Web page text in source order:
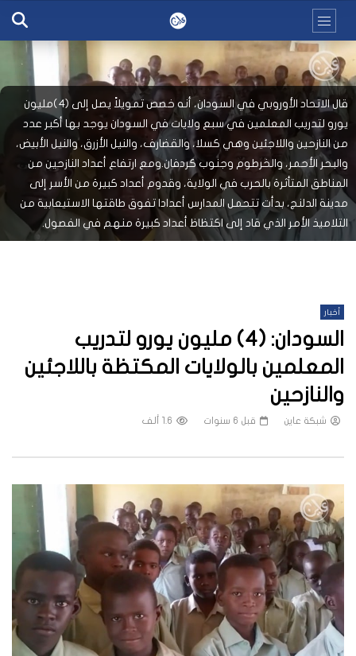
قال الاتحاد الأوروبي في السودان، أنه خصص تمويلاً يصل إلى (4)مليون
يورو لتدريب المعلمين في سبع ولايات في السودان يوجد بها أكبر عدد
من النازحين واللاجئين وهي كسلا، والقضارف، والنيل الأزرق، والنيل الأبيض،
والبحر الأحمر، والخرطوم وجنوب كردفان.ومع ارتفاع أعداد النازحين من
المناطق المتأثرة بالحرب في الولاية، وقدوم أعداد كبيرة من الأسر إلى
مدينة الدلنج، بدأت تتحمل المدارس أعدادا تفوق طاقتها الاستيعابية من
التلاميذ الأمر الذي قاد إلى اكتظاظ أعداد كبيرة منهم في الفصول.
أخبار
السودان: (4) مليون يورو لتدريب
المعلمين بالولايات المكتظة باللاجئين
والنازحين
شبكة عاين قبل 6 سنوات 1.6 ألف